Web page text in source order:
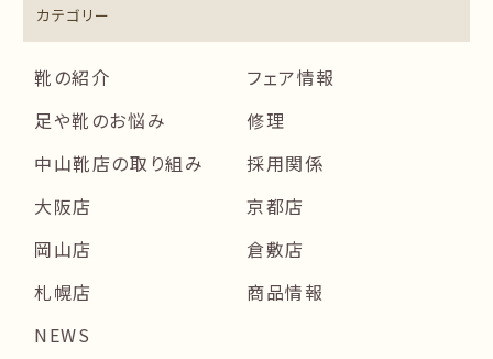
カテゴリー
靴の紹介
フェア情報
足や靴のお悩み
修理
中山靴店の取り組み
採用関係
大阪店
京都店
岡山店
倉敷店
札幌店
商品情報
NEWS